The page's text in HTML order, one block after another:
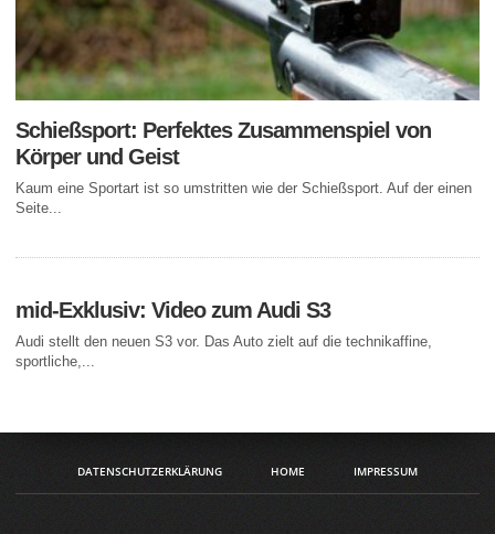
Schießsport: Perfektes Zusammenspiel von
Körper und Geist
Kaum eine Sportart ist so umstritten wie der Schießsport. Auf der einen
Seite...
mid-Exklusiv: Video zum Audi S3
Audi stellt den neuen S3 vor. Das Auto zielt auf die technikaffine,
sportliche,...
DATENSCHUTZERKLÄRUNG HOME IMPRESSUM